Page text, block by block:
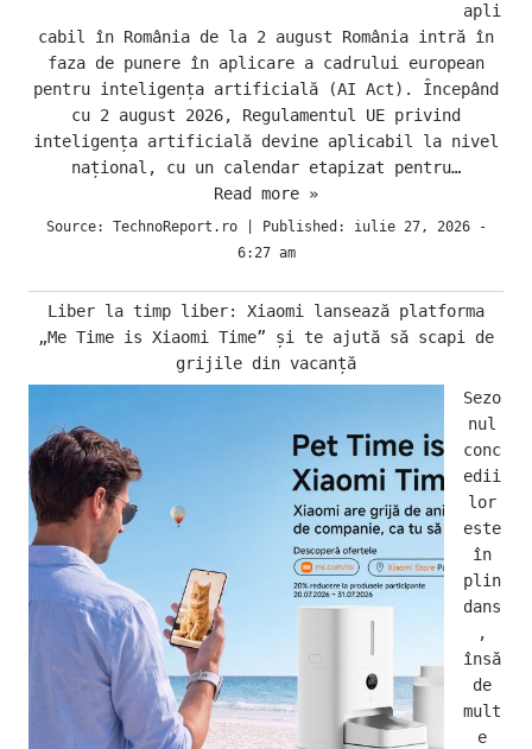
apli
cabil în România de la 2 august România intră în
faza de punere în aplicare a cadrului european
pentru inteligența artificială (AI Act). Începând
cu 2 august 2026, Regulamentul UE privind
inteligența artificială devine aplicabil la nivel
național, cu un calendar etapizat pentru…
Read more »
Source: TechnoReport.ro| Published:
iulie 27, 2026 -
6:27 am
Liber la timp liber: Xiaomi lansează platforma
„Me Time is Xiaomi Time” și te ajută să scapi de
grijile din vacanță
Sezo
nul
conc
edii
lor
este
în
plin
dans
,
însă
de
mult
e